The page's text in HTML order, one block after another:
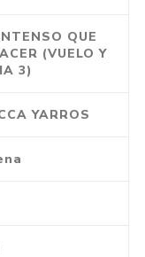
QUE
(VUELO Y
3)
YARROS